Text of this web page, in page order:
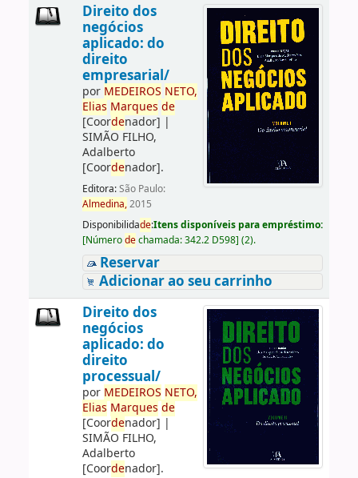
Direito dos
negócios
aplicado: do
direito
empresarial/
por MEDEIROS NETO,
Elias Marques de
[Coordenador] |
SIMÃO FILHO,
Adalberto
[Coordenador].
Editora:São Paulo:
Almedina,2015
Disponibilidade:Itens disponíveis para empréstimo:
[Númerodechamada:342.2 D598] (2).
Reservar
Adicionar ao seu carrinho
Direito dos
negócios
aplicado: do
direito
processual/
por MEDEIROS NETO,
Elias Marques de
[Coordenador] |
SIMÃO FILHO,
Adalberto
[Coordenador].